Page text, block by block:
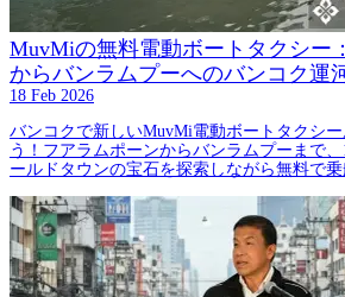
MuvMiの無料電動ボートタクシー
からバンラムプーへのバンコク運
18 Feb 2026
バンコクで新しいMuvMi電動ボートタクシ
う！フアラムポーンからバンラムプーまで
ールドタウンの宝石を探索しながら無料で乗